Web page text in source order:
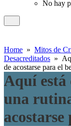
No hay
Home » Mitos de
Desacreditados »
de acostarse para el
Aquí está
una
acostarse